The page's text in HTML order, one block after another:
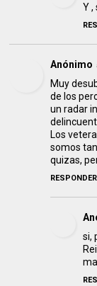
Y ,
Anónimo
Muy
de los
un radar
Los
somos
quizas,
RESPONDER
si,